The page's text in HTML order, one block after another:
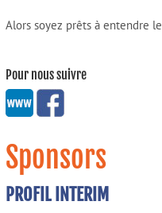
Alors soyez prêts à entendre
Pour nous suivre
Sponsors
PROFIL INTERIM